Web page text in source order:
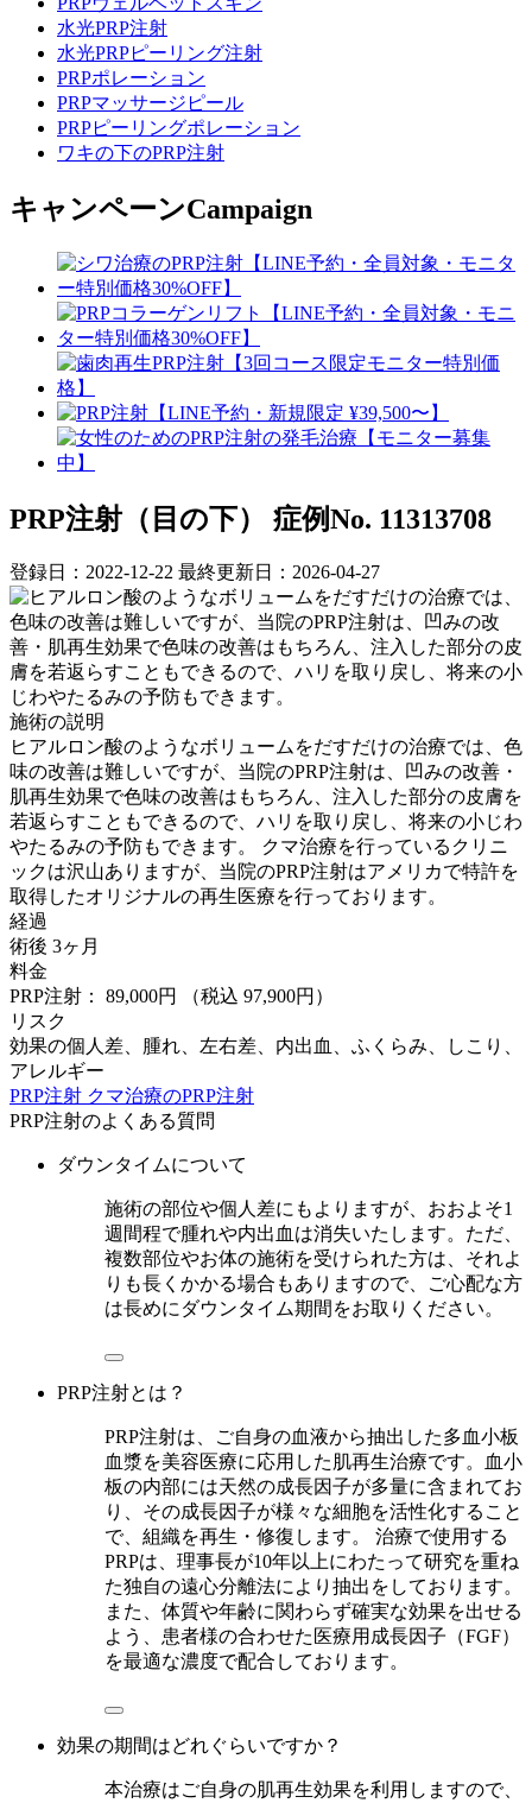
水光PRP注射
水光PRPピーリング注射
PRPポレーション
PRPマッサージピール
PRPピーリングポレーション
ワキの下のPRP注射
キャンペーンCampaign
PRP注射（目の下） 症例No. 11313708
登録日：2022-12-22 最終更新日：2026-04-27
施術の説明
ヒアルロン酸のようなボリュームをだすだけの治療では、色
味の改善は難しいですが、当院のPRP注射は、凹みの改善・
肌再生効果で色味の改善はもちろん、注入した部分の皮膚を
若返らすこともできるので、ハリを取り戻し、将来の小じわ
やたるみの予防もできます。 クマ治療を行っているクリニ
ックは沢山ありますが、当院のPRP注射はアメリカで特許を
取得したオリジナルの再生医療を行っております。
経過
術後 3ヶ月
料金
PRP注射： 89,000円
（税込 97,900円）
リスク
効果の個人差、腫れ、左右差、内出血、ふくらみ、しこり、
アレルギー
PRP注射 クマ治療のPRP注射
PRP注射のよくある質問
ダウンタイムについて
施術の部位や個人差にもよりますが、おおよそ1
週間程で腫れや内出血は消失いたします。ただ、
複数部位やお体の施術を受けられた方は、それよ
りも長くかかる場合もありますので、ご心配な方
は長めにダウンタイム期間をお取りください。
PRP注射とは？
PRP注射は、ご自身の血液から抽出した多血小板
血漿を美容医療に応用した肌再生治療です。血小
板の内部には天然の成長因子が多量に含まれてお
り、その成長因子が様々な細胞を活性化すること
で、組織を再生・修復します。 治療で使用する
PRPは、理事長が10年以上にわたって研究を重ね
た独自の遠心分離法により抽出をしております。
また、体質や年齢に関わらず確実な効果を出せる
よう、患者様の合わせた医療用成長因子（FGF）
を最適な濃度で配合しております。
効果の期間はどれぐらいですか？
本治療はご自身の肌再生効果を利用しますので、